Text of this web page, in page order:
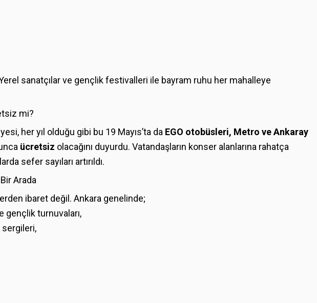
sanatçılar ve gençlik festivalleri ile bayram ruhu her mahalleye
mi?
her yıl olduğu gibi bu 19 Mayıs’ta da EGO otobüsleri, Metro ve Ankaray
ücretsiz olacağını duyurdu. Vatandaşların konser alanlarına rahatça
sefer sayıları artırıldı.
Arada
ibaret değil. Ankara genelinde;
gençlik turnuvaları,
sergileri,